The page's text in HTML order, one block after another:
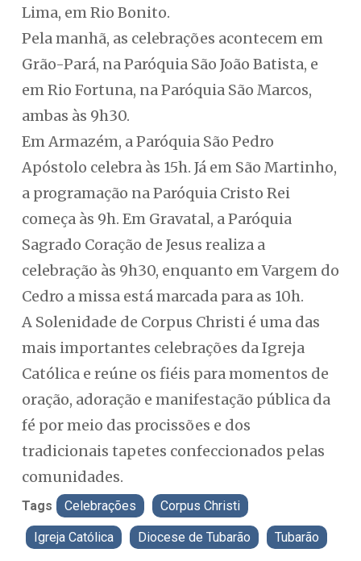
Lima, em Rio Bonito.
Pela manhã, as celebrações acontecem em
Grão-Pará, na Paróquia São João Batista, e
em Rio Fortuna, na Paróquia São Marcos,
ambas às 9h30.
Em Armazém, a Paróquia São Pedro
Apóstolo celebra às 15h. Já em São Martinho,
a programação na Paróquia Cristo Rei
começa às 9h. Em Gravatal, a Paróquia
Sagrado Coração de Jesus realiza a
celebração às 9h30, enquanto em Vargem do
Cedro a missa está marcada para as 10h.
A Solenidade de Corpus Christi é uma das
mais importantes celebrações da Igreja
Católica e reúne os fiéis para momentos de
oração, adoração e manifestação pública da
fé por meio das procissões e dos
tradicionais tapetes confeccionados pelas
comunidades.
Tags Celebrações Corpus Christi
Igreja Católica Diocese de Tubarão Tubarão